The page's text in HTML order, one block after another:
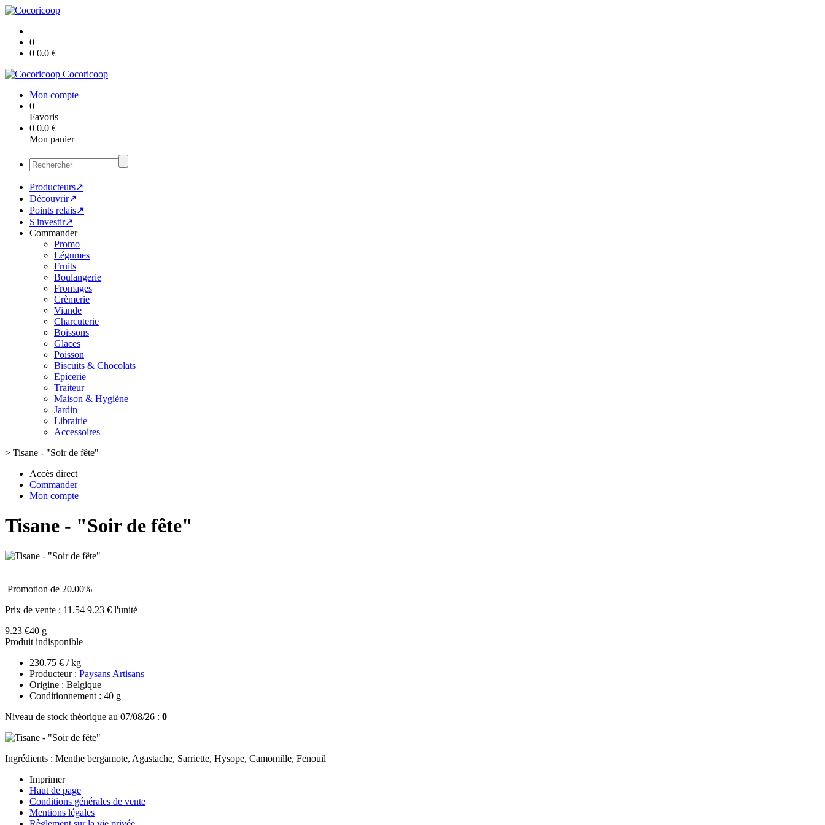
0
0 0.0 €
Cocoricoop
Mon compte
0
Favoris
0 0.0 €
Mon panier
Producteurs↗
Découvrir↗
Points relais↗
S'investir↗
Commander
Promo
Légumes
Fruits
Boulangerie
Fromages
Crèmerie
Viande
Charcuterie
Boissons
Glaces
Poisson
Biscuits & Chocolats
Epicerie
Traiteur
Maison & Hygiène
Jardin
Librairie
Accessoires
> Tisane - "Soir de fête"
Accès direct
Commander
Mon compte
Tisane - "Soir de fête"
Promotion de 20.00%
Prix de vente : 11.54 9.23 € l'unité
9.23 €40 g
Produit indisponible
230.75 € / kg
Producteur : Paysans Artisans
Origine : Belgique
Conditionnement : 40 g
Niveau de stock théorique au 07/08/26 : 0
Ingrédients : Menthe bergamote, Agastache, Sarriette, Hysope, Camomille, Fenouil
Imprimer
Haut de page
Conditions générales de vente
Mentions légales